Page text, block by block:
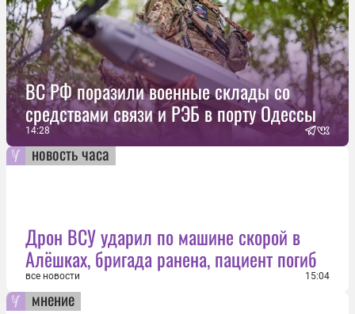
ВС РФ поразили военные склады со
средствами связи и РЭБ в порту Одессы
14:28
новость часа
Дрон ВСУ ударил по машине скорой в
Алёшках, бригада ранена, пациент погиб
все новости 15:04
мнение